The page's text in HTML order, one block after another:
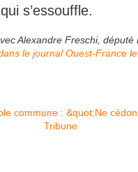
s’essouffle.
Alexandre Freschi, député
le journal Ouest-France